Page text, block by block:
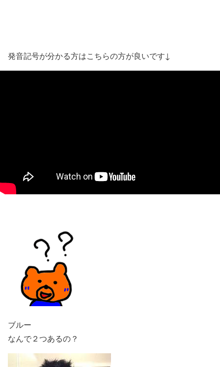
発音記号が分かる方はこちらの方が良いです↓
ブルー
なんで２つあるの？